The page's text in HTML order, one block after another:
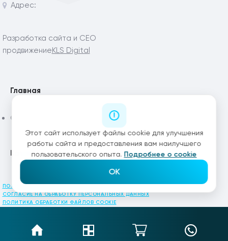
Адрес:
Разработка сайта и СЕО
продвижениеKLS Digital
Главная
Статьи
Каталог
ПОЛИТИКА КОНФИДЕНЦИАЛЬНОСТИ
СОГЛАСИЕ НА ОБРАБОТКУ ПЕРСОНАЛЬНЫХ ДАННЫХ
ПОЛИТИКА ОБРАБОТКИ ФАЙЛОВ COOKIE
Этот сайт использует файлы cookie для улучшения
работы сайта и предоставления вам наилучшего
пользовательского опыта. Подробнее о cookie
OK